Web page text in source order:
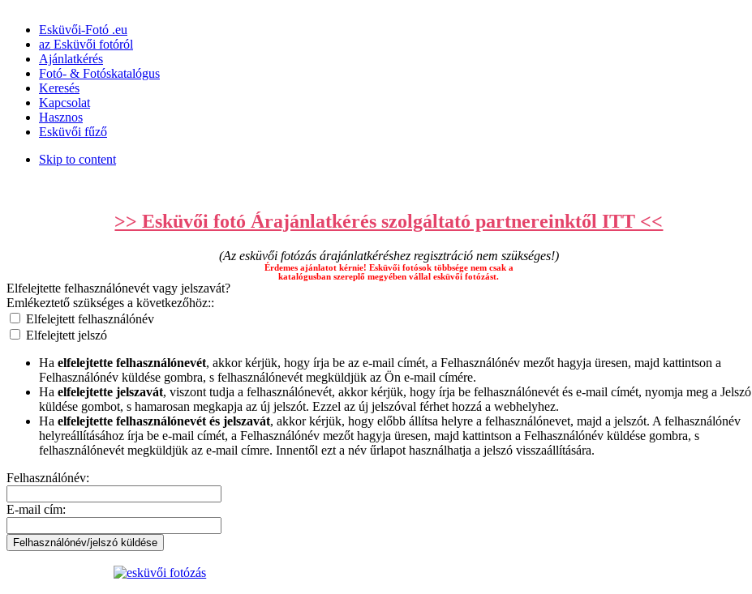
Esküvői-Fotó ­­.eu
az Esküvői fotóról
Ajánlatkérés
Fotó- & Fotóskatalógus
Keresés
Kapcsolat
Hasznos
Esküvői fűző
Skip to content
>> Esküvői fotó Árajánlatkérés szolgáltató partnereinktől ITT <<
(Az esküvői fotózás árajánlatkéréshez regisztráció nem szükséges!)
Érdemes ajánlatot kérnie! Esküvői fotósok többsége nem csak a
katalógusban szereplő megyében vállal esküvői fotózást.
Elfelejtette felhasználónevét vagy jelszavát?
Emlékeztető szükséges a következőhöz::
Elfelejtett felhasználónév
Elfelejtett jelszó
Ha elfelejtette felhasználónevét, akkor kérjük, hogy írja be az e-mail címét, a Felhasználónév mezőt hagyja üresen, majd kattintson a
Felhasználónév küldése gombra, s felhasználónevét megküldjük az Ön e-mail címére.
Ha elfelejtette jelszavát, viszont tudja a felhasználónevét, akkor kérjük, hogy írja be felhasználónevét és e-mail címét, nyomja meg a Jelszó
küldése gombot, s hamarosan megkapja az új jelszót. Ezzel az új jelszóval férhet hozzá a webhelyhez.
Ha elfelejtette felhasználónevét és jelszavát, akkor kérjük, hogy előbb állítsa helyre a felhasználónevet, majd a jelszót. A felhasználónév
helyreállításához írja be e-mail címét, a Felhasználónév mezőt hagyja üresen, majd kattintson a Felhasználónév küldése gombra, s
felhasználónevét megküldjük az e-mail címre. Innentől ezt a név űrlapot használhatja a jelszó visszaállítására.
Felhasználónév:
E-mail cím: